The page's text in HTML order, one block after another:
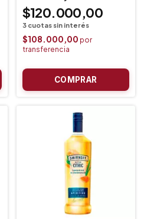
$120.000,00
$108.000,00